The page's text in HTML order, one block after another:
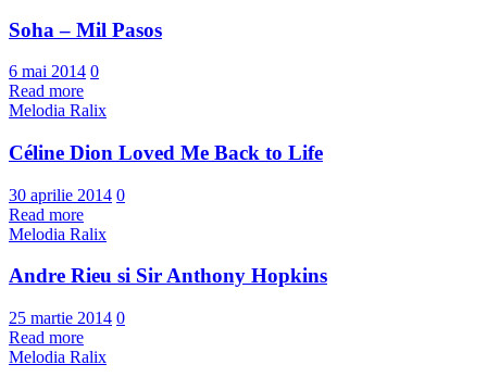
Soha – Mil Pasos
6 mai 2014 0
Read more
Melodia Ralix
Céline Dion Loved Me Back to Life
30 aprilie 2014 0
Read more
Melodia Ralix
Andre Rieu si Sir Anthony Hopkins
25 martie 2014 0
Read more
Melodia Ralix